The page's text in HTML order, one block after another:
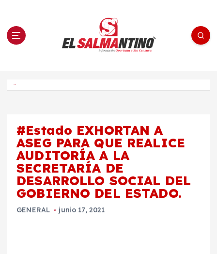
n El Salmantino - medios/noticias/editorial
#Estado EXHORTAN A
ASEG PARA QUE REALICE
AUDITORÍA A LA
SECRETARÍA DE
DESARROLLO SOCIAL DEL
GOBIERNO DEL ESTADO.
GENERAL junio 17, 2021